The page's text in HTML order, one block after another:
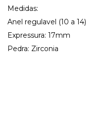
Medidas:
Anel regulavel (10 a 14)
Expressura: 17mm
Pedra: Zirconia